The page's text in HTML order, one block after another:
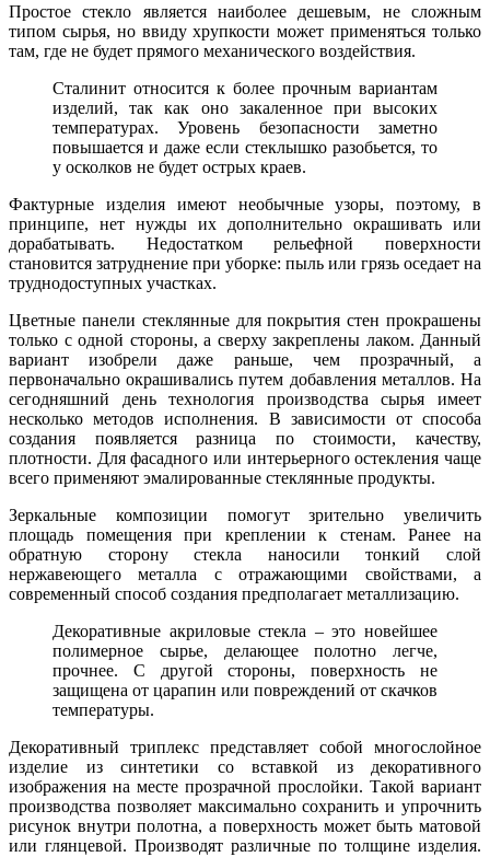
Простое стекло является наиболее дешевым, не сложным
типом сырья, но ввиду хрупкости может применяться только
там, где не будет прямого механического воздействия.
Сталинит относится к более прочным вариантам
изделий, так как оно закаленное при высоких
температурах. Уровень безопасности заметно
повышается и даже если стеклышко разобьется, то
у осколков не будет острых краев.
Фактурные изделия имеют необычные узоры, поэтому, в
принципе, нет нужды их дополнительно окрашивать или
дорабатывать. Недостатком рельефной поверхности
становится затруднение при уборке: пыль или грязь оседает на
труднодоступных участках.
Цветные панели стеклянные для покрытия стен прокрашены
только с одной стороны, а сверху закреплены лаком. Данный
вариант изобрели даже раньше, чем прозрачный, а
первоначально окрашивались путем добавления металлов. На
сегодняшний день технология производства сырья имеет
несколько методов исполнения. В зависимости от способа
создания появляется разница по стоимости, качеству,
плотности. Для фасадного или интерьерного остекления чаще
всего применяют эмалированные стеклянные продукты.
Зеркальные композиции помогут зрительно увеличить
площадь помещения при креплении к стенам. Ранее на
обратную сторону стекла наносили тонкий слой
нержавеющего металла с отражающими свойствами, а
современный способ создания предполагает металлизацию.
Декоративные акриловые стекла – это новейшее
полимерное сырье, делающее полотно легче,
прочнее. С другой стороны, поверхность не
защищена от царапин или повреждений от скачков
температуры.
Декоративный триплекс представляет собой многослойное
изделие из синтетики со вставкой из декоративного
изображения на месте прозрачной прослойки. Такой вариант
производства позволяет максимально сохранить и упрочнить
рисунок внутри полотна, а поверхность может быть матовой
или глянцевой. Производят различные по толщине изделия.